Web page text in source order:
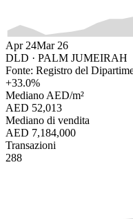
Apr 24Mar 26
DLD · PALM JUMEIRAH
Fonte: Registro del
+33.0%
Mediano AED/m²
AED 52,013
Mediano di vendita
AED 7,184,000
Transazioni
288